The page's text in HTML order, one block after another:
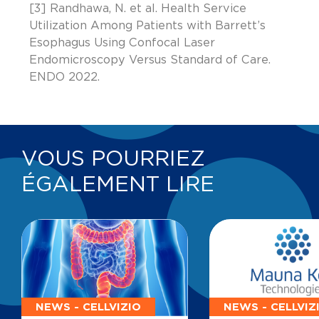
[3] Randhawa, N. et al. Health Service
Utilization Among Patients with Barrett’s
Esophagus Using Confocal Laser
Endomicroscopy Versus Standard of Care.
ENDO 2022.
VOUS POURRIEZ
ÉGALEMENT LIRE
NEWS - CELLVIZIO NEWS -